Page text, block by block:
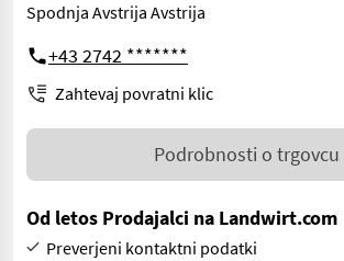
Spodnja Avstrija Avstrija
+43 2742 *******
Zahtevaj povratni klic
Podrobnosti o trgovcu
Od letos Prodajalci na Landwirt.com
Preverjeni kontaktni podatki